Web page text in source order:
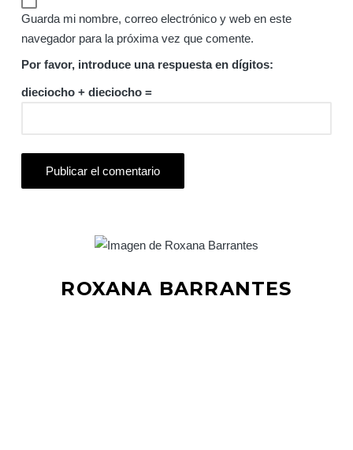
Guarda mi nombre, correo electrónico y web en este
navegador para la próxima vez que comente.
Por favor, introduce una respuesta en dígitos:
dieciocho + dieciocho =
ROXANA BARRANTES